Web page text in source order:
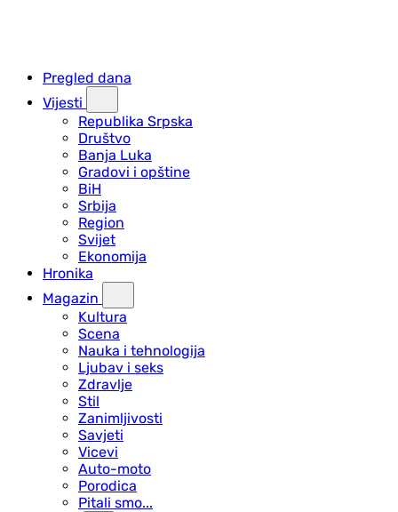
Pregled dana
Vijesti
Republika Srpska
Društvo
Banja Luka
Gradovi i opštine
BiH
Srbija
Region
Svijet
Ekonomija
Hronika
Magazin
Kultura
Scena
Nauka i tehnologija
Ljubav i seks
Zdravlje
Stil
Zanimljivosti
Savjeti
Vicevi
Auto-moto
Porodica
Pitali smo...